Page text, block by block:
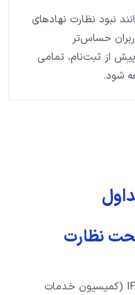
نبود نظارت نهادهای
حساس‌تر
از ثبت‌نام، تمامی
شود.
نظارت
بله، بروکر XChief دارای مجوز از IFSC (کمیسیون خدمات